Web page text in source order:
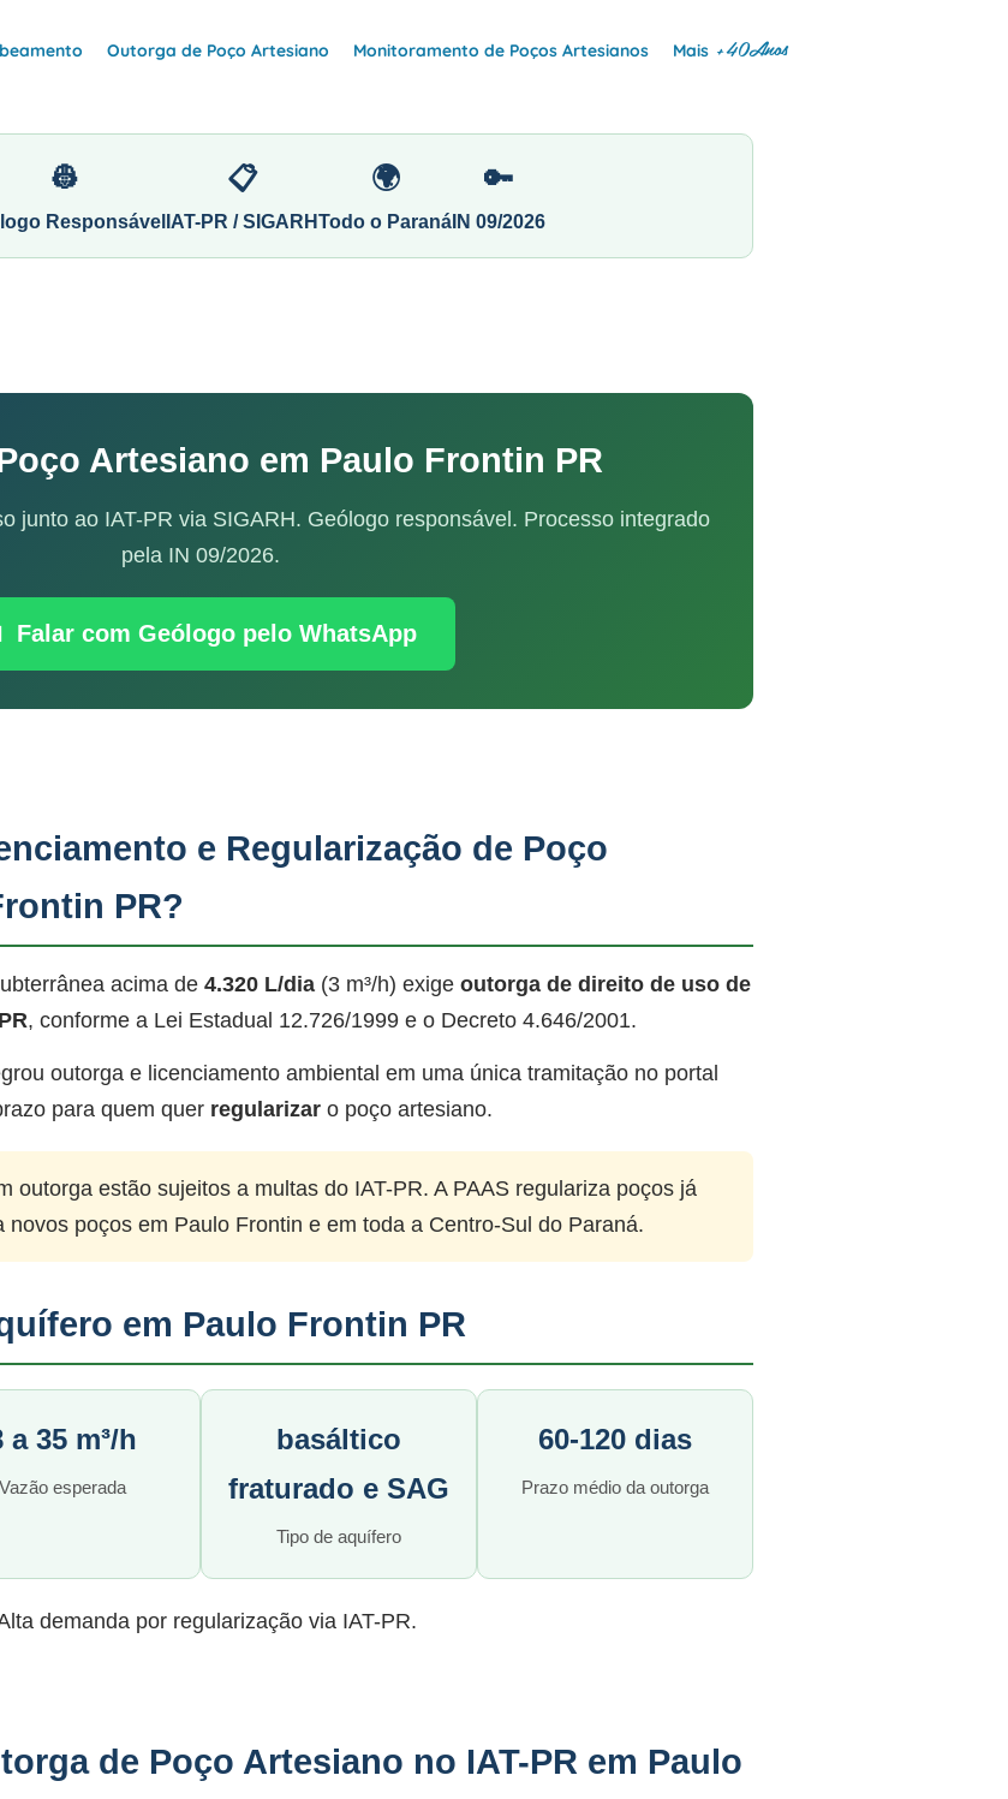
Outorga de Poço Artesiano Monitoramento de Poços Artesianos Mais +40Anos
👷
Responsável
📋
IAT-PR / SIGARH
🌍
Todo o Paraná
🔑
IN 09/2026
Artesiano em Paulo Frontin PR
junto ao IAT-PR via SIGARH. Geólogo responsável. Processo integrado
pela IN 09/2026.
Falar com Geólogo pelo WhatsApp
e Regularização de Poço
PR?
acima de 4.320 L/dia (3 m³/h) exige outorga de direito de uso de
, conforme a Lei Estadual 12.726/1999 e o Decreto 4.646/2001.
outorga e licenciamento ambiental em uma única tramitação no portal
para quem quer regularizar o poço artesiano.
outorga estão sujeitos a multas do IAT-PR. A PAAS regulariza poços já
poços em Paulo Frontin e em toda a Centro-Sul do Paraná.
em Paulo Frontin PR
a 35 m³/h
Vazão esperada
basáltico
fraturado e SAG
Tipo de aquífero
60-120 dias
Prazo médio da outorga
demanda por regularização via IAT-PR.
de Poço Artesiano no IAT-PR em Paulo